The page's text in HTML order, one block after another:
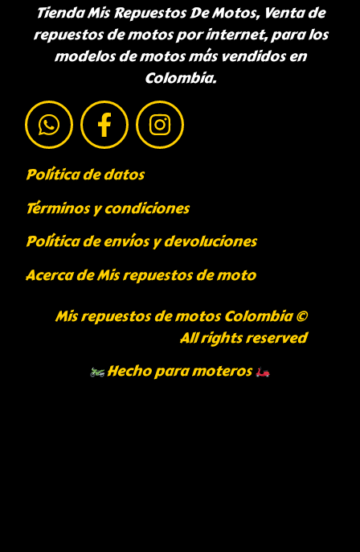
Tienda Mis Repuestos De Motos, Venta de
repuestos de motos por internet, para los
modelos de motos más vendidos en
Colombia.
Política de datos
Términos y condiciones
Política de envíos y devoluciones
Acerca de Mis repuestos de moto
Mis repuestos de motos Colombia ©
All rights reserved
Hecho para moteros